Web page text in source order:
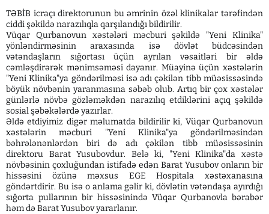
TƏBİB icraçı direktorunun bu əmrinin özəl klinikalar tərəfindən
ciddi şəkildə narazılıqla qarşılandığı bildirilir.
Vüqar Qurbanovun xəstələri məcburi şəkildə "Yeni Klinika"
yönləndirməsinin araxasında isə dövlət büdcəsindən
vətəndaşların sığortası üçün ayrılan vəsaitləri bir əldə
cəmləşdirərək mənimsəməsi dayanır. Müayinə üçün xəstələrin
"Yeni Klinika"ya göndərilməsi isə adı çəkilən tibb müəsissəsində
böyük növbənin yaranmasına səbəb olub. Artıq bir çox xəstələr
günlərlə növbə gözləməkdən narazılıq etdiklərini açıq şəkildə
sosial şəbəkələrdə yazırlar.
Əldə etdiyimiz digər məlumatda bildirilir ki, Vüqar Qurbanovun
xəstələrin məcburi "Yeni Klinika"ya göndərilməsindən
bəhrələnənlərdən biri də adı çəkilən tibb müəsissəsinin
direktoru Barat Yusubovdur. Belə ki, "Yeni Klinika"da xəstə
növbəsinin çoxluğundan istifadə edən Barat Yusubov onların bir
hissəsini özünə məxsus EGE Hospitala xəstəxanasına
göndərtdirir. Bu isə o anlama gəlir ki, dövlətin vətəndaşa ayırdığı
sığorta pullarının bir hissəsinində Vüqar Qurbanovla bərabər
həm də Barat Yusubov yararlanır.